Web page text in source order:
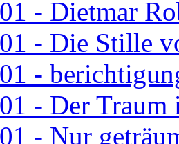
- Dietmar
- Die Stille
-
- Der Traum
- Nur